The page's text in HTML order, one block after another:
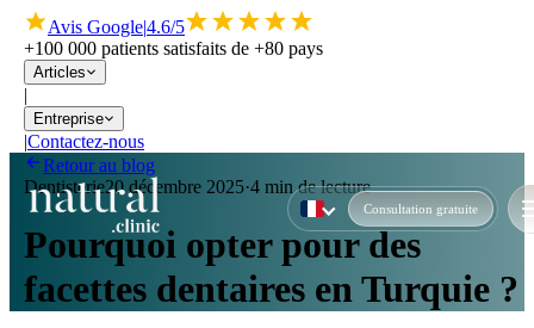
Avis Google|4.6/5
+100 000 patients satisfaits de +80 pays
Articles
|
Entreprise
|Contactez-nous
Consultation gratuite
Retour au blog
Dentisterie20 décembre 2025·4 min de lecture
Pourquoi opter pour des
facettes dentaires en Turquie ?